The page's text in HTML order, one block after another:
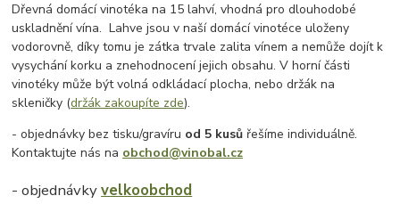
Dřevná domácí vinotéka na 15 lahví, vhodná pro dlouhodobé
uskladnění vína. Lahve jsou v naší domácí vinotéce uloženy
vodorovně, díky tomu je zátka trvale zalita vínem a nemůže dojít k
vysychání korku a znehodnocení jejich obsahu. V horní části
vinotéky může být volná odkládací plocha, nebo držák na
skleničky (držák zakoupíte zde).
- objednávky bez tisku/gravíru od 5 kusů řešíme individuálně.
Kontaktujte nás na obchod@vinobal.cz
- objednávkyvelkoobchod